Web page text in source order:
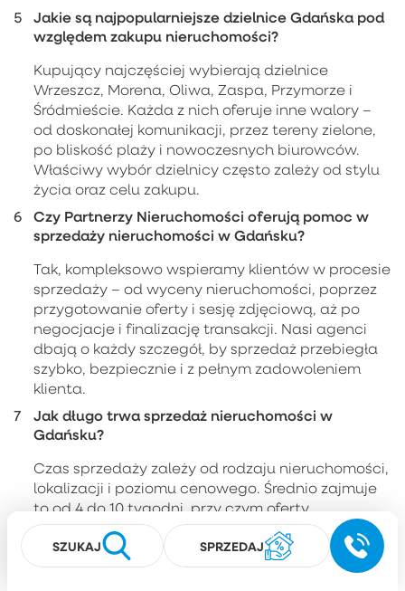
Jakie są najpopularniejsze dzielnice Gdańska pod
względem zakupu nieruchomości?
Kupujący najczęściej wybierają dzielnice
Wrzeszcz, Morena, Oliwa, Zaspa, Przymorze i
Śródmieście. Każda z nich oferuje inne walory –
od doskonałej komunikacji, przez tereny zielone,
po bliskość plaży i nowoczesnych biurowców.
Właściwy wybór dzielnicy często zależy od stylu
życia oraz celu zakupu.
Czy Partnerzy Nieruchomości oferują pomoc w
sprzedaży nieruchomości w Gdańsku?
Tak, kompleksowo wspieramy klientów w procesie
sprzedaży – od wyceny nieruchomości, poprzez
przygotowanie oferty i sesję zdjęciową, aż po
negocjacje i finalizację transakcji. Nasi agenci
dbają o każdy szczegół, by sprzedaż przebiegła
szybko, bezpiecznie i z pełnym zadowoleniem
klienta.
Jak długo trwa sprzedaż nieruchomości w
Gdańsku?
Czas sprzedaży zależy od rodzaju nieruchomości,
lokalizacji i poziomu cenowego. Średnio zajmuje
to od 4 do 10 tygodni, przy czym oferty
odpowiednio przygotowane i promowane przez
agencję Partnerzy często znajdują nabywców w
znacznie krótszym czasie.
SZUKAJ SPRZEDAJ